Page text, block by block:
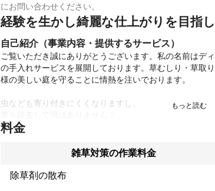
にお問い合わせください。
経験を生かし綺麗な仕上がりを目指
自己紹介（事業内容・提供するサービス）
ご覧いただき誠にありがとうございます。私の名前はデ
の手入れサービスを展開しております。草むしり・草取
様の美しい庭を守ることに情熱を注いでおります。
虫なども寄り付きにくくなりますし、
お庭の緑は心を豊かにし、お家の美観を高めます。しか
寧に解決し、お客様にとって心安らぐ空間をお届けします
お客様それぞれの庭の特性を考えながら、最適な手入れ
料金
雑草対策の作業料金
除草剤の散布